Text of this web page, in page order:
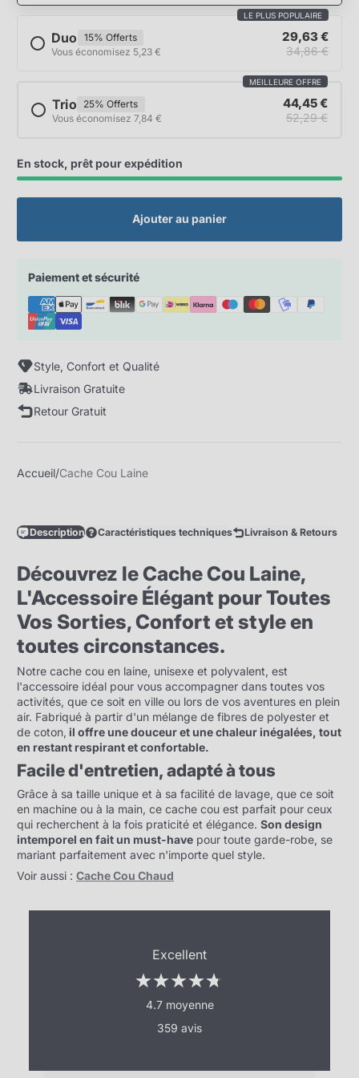
LE PLUS POPULAIRE
Duo
15% Offerts
Vous économisez 5,23 €
29,63 €
34,86 €
MEILLEURE OFFRE
Trio
25% Offerts
Vous économisez 7,84 €
44,45 €
52,29 €
En stock, prêt pour expédition
Ajouter au panier
Paiement et sécurité
Style, Confort et Qualité
Livraison Gratuite
Retour Gratuit
Accueil Cache Cou Laine
Description Caractéristiques techniques Livraison & Retours
Découvrez le Cache Cou Laine,
L'Accessoire Élégant pour Toutes
Vos Sorties, Confort et style en
toutes circonstances.
Notre cache cou en laine, unisexe et polyvalent, est
l'accessoire idéal pour vous accompagner dans toutes vos
activités, que ce soit en ville ou lors de vos aventures en plein
air. Fabriqué à partir d'un mélange de fibres de polyester et
de coton, il offre une douceur et une chaleur inégalées, tout
en restant respirant et confortable.
Facile d'entretien, adapté à tous
Grâce à sa taille unique et à sa facilité de lavage, que ce soit
en machine ou à la main, ce cache cou est parfait pour ceux
qui recherchent à la fois praticité et élégance. Son design
intemporel en fait un must-have pour toute garde-robe, se
mariant parfaitement avec n'importe quel style.
Voir aussi : Cache Cou Chaud
Excellent
4.7 moyenne
359 avis